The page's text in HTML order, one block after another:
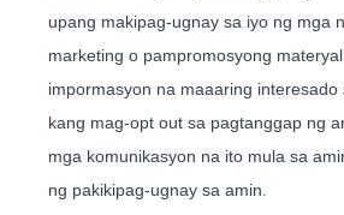
upang makipag-ugnay sa iyo ng mga
marketing o pampromosyong
impormasyon na maaaring interesado
kang mag-opt out sa pagtanggap ng
mga komunikasyon na ito mula sa
ng pakikipag-ugnay sa amin.